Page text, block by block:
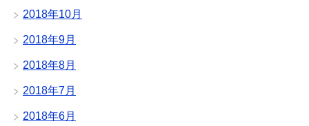
2018年10月
2018年9月
2018年8月
2018年7月
2018年6月